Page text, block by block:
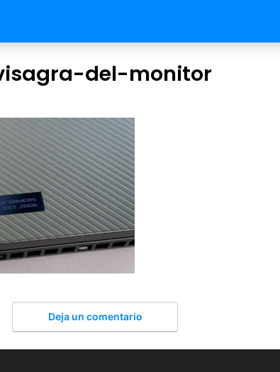
del-monitor
Deja un comentario